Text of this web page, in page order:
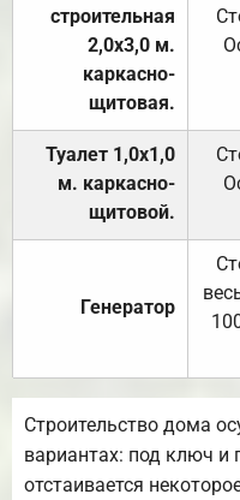
строительная
2,0х3,0 м.
каркасно-
щитовая.
Туалет 1,0х1,0
м. каркасно-
щитовой.
Генератор
Строительство дома
вариантах: под ключ и
отстаивается